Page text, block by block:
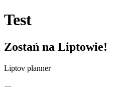
Test
Zostań na Liptowie!
Liptov planner